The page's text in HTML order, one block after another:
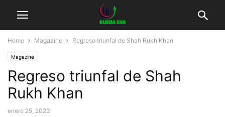
Home Magazine Regreso triunfal de Shah Rukh Khan
Magazine
Regreso triunfal de Shah
Rukh Khan
enero 25, 2023